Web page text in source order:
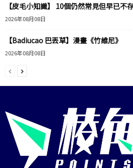
【皮毛小知識】 10個仍然常見但早已不
2026年08月08日
【Badiucao 巴丟草】漫畫《竹維尼》
2026年08月08日